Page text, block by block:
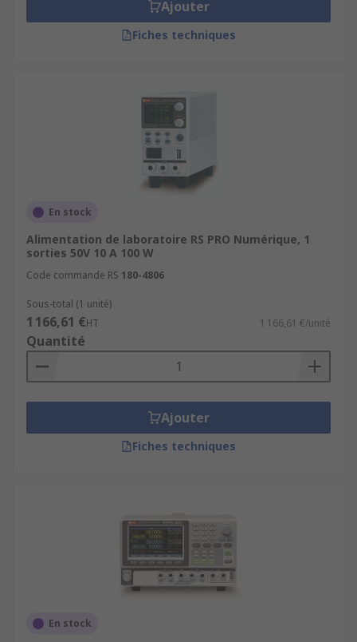
Ajouter
Fiches techniques
En stock
Alimentation de laboratoire RS PRO Numérique, 1
sorties 50V 10 A 100 W
Code commande RS 180-4806
Sous-total (1 unité)
1 166,61 €HT 1 166,61 €/unité
Quantité
Ajouter
Fiches techniques
En stock